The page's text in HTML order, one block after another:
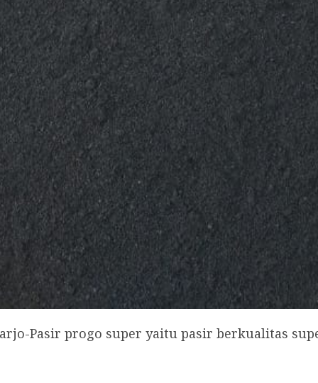
Pasir progo super yaitu pasir berkualitas